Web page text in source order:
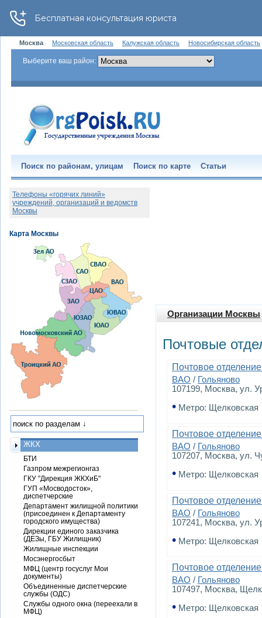
Москва Московская область Калужская область Новосибирская область
Выберите ваш район:
Поиск по районам, улицам Поиск по карте Статьи
Организации Москвы
Почтовые
Почтовое
ВАО / Гольяново
107199, Москва, ул.
• Метро: Щелковская
Почтовое
ВАО / Гольяново
107207, Москва, ул.
• Метро: Щелковская
Почтовое
ВАО / Гольяново
107241, Москва, ул.
• Метро: Щелковская
Почтовое
ВАО / Гольяново
107497, Москва,
• Метро: Щелковская
Телефоны «горячих линий»
учреждений, организаций и ведомств
Москвы
ЖКХ
БТИ
Газпром межрегионгаз
ГКУ "Дирекция ЖКХиБ"
ГУП «Мосводосток»,
диспетчерские
Департамент жилищной политики
(присоединен к Департаменту
городского имущества)
Дирекции единого заказчика
(ДЕЗы, ГБУ Жилищник)
Жилищные инспекции
Мосэнергосбыт
МФЦ (центр госуслуг Мои
документы)
Объединенные диспетчерские
службы (ОДС)
Службы одного окна (переехали в
МФЦ)